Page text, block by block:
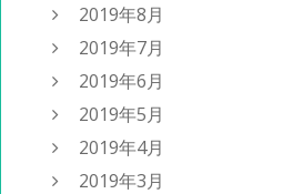
2019年8月
2019年7月
2019年6月
2019年5月
2019年4月
2019年3月